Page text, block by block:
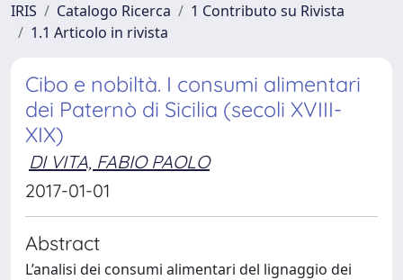
IRIS Catalogo Ricerca
1 Contributo su Rivista
1.1 Articolo in rivista
Cibo e nobiltà. I consumi alimentari
dei Paternò di Sicilia (secoli XVIII-
XIX)
DI VITA, FABIO PAOLO
2017-01-01
Abstract
L’analisi dei consumi alimentari del lignaggio dei